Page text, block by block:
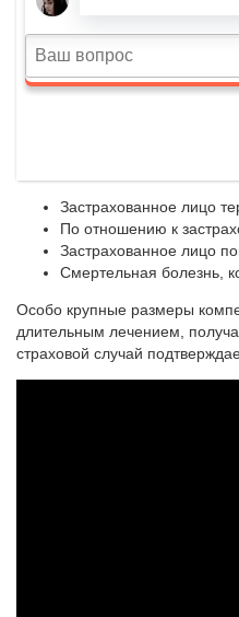
Застрахованное лицо
По отношению к
Застрахованное лицо
Смертельная болезнь,
Особо крупные размеры
длительным лечением,
страховой случай